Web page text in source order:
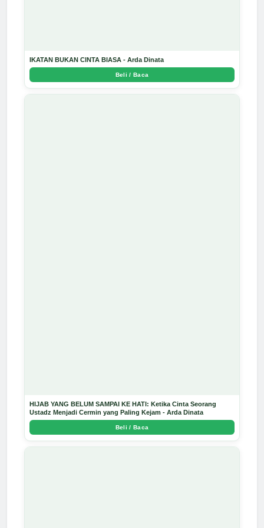
IKATAN BUKAN CINTA BIASA - Arda Dinata
Beli / Baca
HIJAB YANG BELUM SAMPAI KE HATI: Ketika Cinta Seorang
Ustadz Menjadi Cermin yang Paling Kejam - Arda Dinata
Beli / Baca